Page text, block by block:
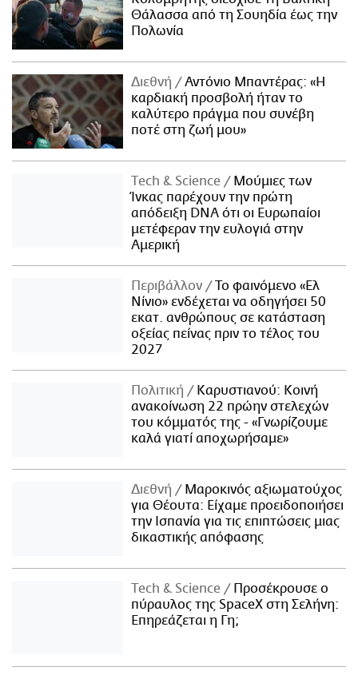
Θάλασσα από τη Σουηδία έως την
Πολωνία
Διεθνή
Αντόνιο Μπαντέρας: «Η
καρδιακή προσβολή ήταν το
καλύτερο πράγμα που συνέβη
ποτέ στη ζωή μου»
Τech & Science
Μούμιες των
Ίνκας παρέχουν την πρώτη
απόδειξη DNA ότι οι Ευρωπαίοι
μετέφεραν την ευλογιά στην
Αμερική
Περιβάλλον
Το φαινόμενο «Ελ
Νίνιο» ενδέχεται να οδηγήσει 50
εκατ. ανθρώπους σε κατάσταση
οξείας πείνας πριν το τέλος του
2027
Πολιτική
Καρυστιανού: Κοινή
ανακοίνωση 22 πρώην στελεχών
του κόμματός της - «Γνωρίζουμε
καλά γιατί αποχωρήσαμε»
Διεθνή
Μαροκινός αξιωματούχος
για Θέουτα: Είχαμε προειδοποιήσει
την Ισπανία για τις επιπτώσεις μιας
δικαστικής απόφασης
Τech & Science
Προσέκρουσε ο
πύραυλος της SpaceX στη Σελήνη:
Επηρεάζεται η Γη;